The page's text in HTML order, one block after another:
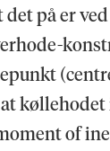
på er
køllehodet
of